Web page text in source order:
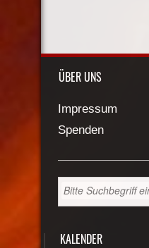
ÜBER UNS
Impressum
Spenden
KALENDER